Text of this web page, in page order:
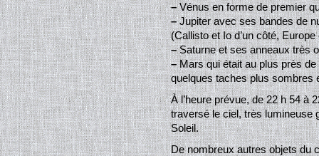
–Vénus en forme de premier
–Jupiter avec ses bandes de
(Callisto et Io d’un côté,
–Saturne et ses anneaux très
–Mars qui était au plus près de
quelques taches plus sombres
À l’heure prévue, de 22 h 54 à
traversé le ciel, très lumineuse
Soleil.
De nombreux autres objets du